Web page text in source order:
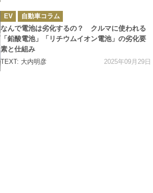
カ
テ
ゴ
リ
ー
EV 自動車コラム
なんで電池は劣化するの？ クルマに使われる
「鉛酸電池」「リチウムイオン電池」の劣化要
素と仕組み
TEXT: 大内明彦 2025年09月29日